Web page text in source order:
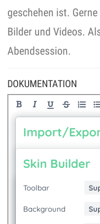
geschehen ist.
Bilder und Videos.
Abendsession.
DOKUMENTATION